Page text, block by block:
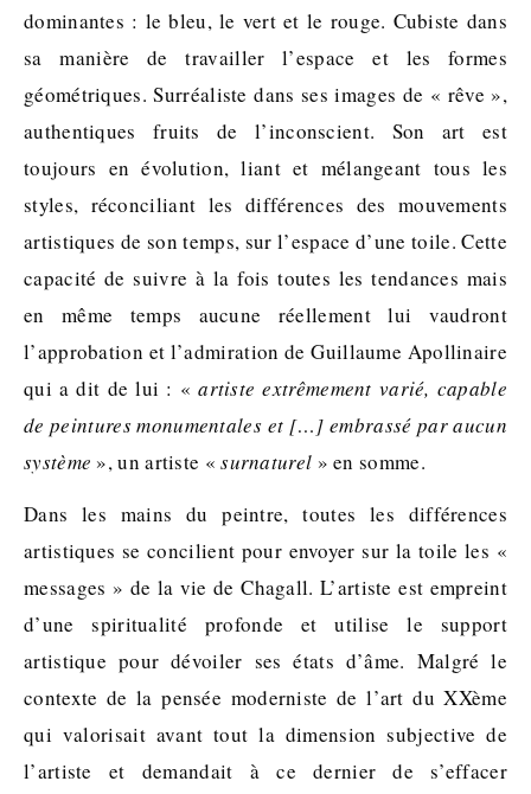
dominantes : le bleu, le vert et le rouge. Cubiste dans
sa manière de travailler l’espace et les formes
géométriques. Surréaliste dans ses images de « rêve »,
authentiques fruits de l’inconscient. Son art est
toujours en évolution, liant et mélangeant tous les
styles, réconciliant les différences des mouvements
artistiques de son temps, sur l’espace d’une toile. Cette
capacité de suivre à la fois toutes les tendances mais
en même temps aucune réellement lui vaudront
l’approbation et l’admiration de Guillaume Apollinaire
qui a dit de lui : «artiste extrêmement varié, capable
de peintures monumentales et […] embrassé par aucun
système », un artiste «surnaturel » en somme.
Dans les mains du peintre, toutes les différences
artistiques se concilient pour envoyer sur la toile les «
messages » de la vie de Chagall. L’artiste est empreint
d’une spiritualité profonde et utilise le support
artistique pour dévoiler ses états d’âme. Malgré le
contexte de la pensée moderniste de l’art du XXème
qui valorisait avant tout la dimension subjective de
l’artiste et demandait à ce dernier de s’effacer